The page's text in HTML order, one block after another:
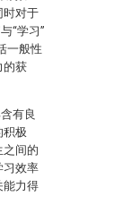
时对于
“学习”
一般性
的获
有良
积极
之间的
习效率
能力得